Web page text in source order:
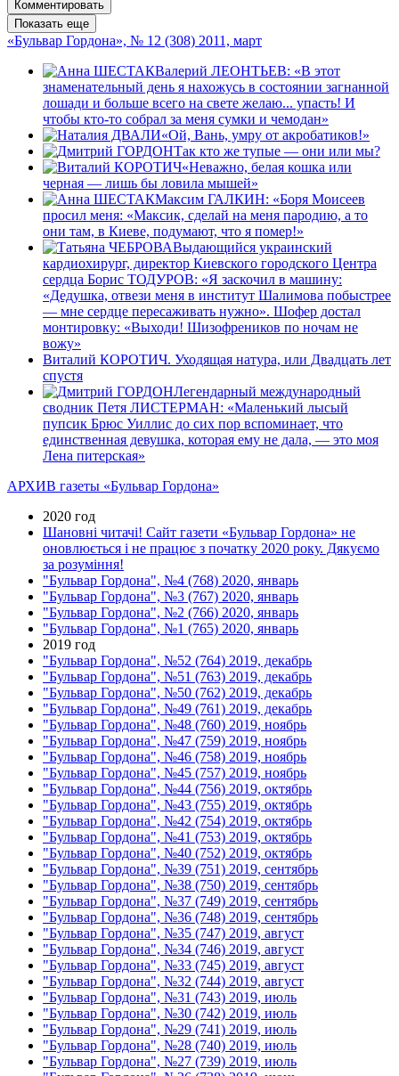
Комментировать
Показать еще
«Бульвар Гордона», № 12 (308) 2011, март
Валерий ЛЕОНТЬЕВ: «В этот
знаменательный день я нахожусь в состоянии загнанной
лошади и больше всего на свете желаю... упасть! И
чтобы кто-то собрал за меня сумки и чемодан»
«Ой, Вань, умру от акробатиков!»
Так кто же тупые — они или мы?
«Неважно, белая кошка или
черная — лишь бы ловила мышей»
Максим ГАЛКИН: «Боря Моисеев
просил меня: «Максик, сделай на меня пародию, а то
они там, в Киеве, подумают, что я помер!»
Выдающийся украинский
кардиохирург, директор Киевского городского Центра
сердца Борис ТОДУРОВ: «Я заскочил в машину:
«Дедушка, отвези меня в институт Шалимова побыстрее
— мне сердце пересаживать нужно». Шофер достал
монтировку: «Выходи! Шизофреников по ночам не
вожу»
Виталий КОРОТИЧ. Уходящая натура, или Двадцать лет
спустя
Легендарный международный
сводник Петя ЛИСТЕРМАН: «Маленький лысый
пупсик Брюс Уиллис до сих пор вспоминает, что
единственная девушка, которая ему не дала, — это моя
Лена питерская»
АРХИВ газеты «Бульвар Гордона»
2020 год
Шановні читачі! Сайт газети «Бульвар Гордона» не
оновлюється і не працює з початку 2020 року. Дякуємо
за розуміння!
"Бульвар Гордона", №4 (768) 2020, январь
"Бульвар Гордона", №3 (767) 2020, январь
"Бульвар Гордона", №2 (766) 2020, январь
"Бульвар Гордона", №1 (765) 2020, январь
2019 год
"Бульвар Гордона", №52 (764) 2019, декабрь
"Бульвар Гордона", №51 (763) 2019, декабрь
"Бульвар Гордона", №50 (762) 2019, декабрь
"Бульвар Гордона", №49 (761) 2019, декабрь
"Бульвар Гордона", №48 (760) 2019, ноябрь
"Бульвар Гордона", №47 (759) 2019, ноябрь
"Бульвар Гордона", №46 (758) 2019, ноябрь
"Бульвар Гордона", №45 (757) 2019, ноябрь
"Бульвар Гордона", №44 (756) 2019, октябрь
"Бульвар Гордона", №43 (755) 2019, октябрь
"Бульвар Гордона", №42 (754) 2019, октябрь
"Бульвар Гордона", №41 (753) 2019, октябрь
"Бульвар Гордона", №40 (752) 2019, октябрь
"Бульвар Гордона", №39 (751) 2019, сентябрь
"Бульвар Гордона", №38 (750) 2019, сентябрь
"Бульвар Гордона", №37 (749) 2019, сентябрь
"Бульвар Гордона", №36 (748) 2019, сентябрь
"Бульвар Гордона", №35 (747) 2019, август
"Бульвар Гордона", №34 (746) 2019, август
"Бульвар Гордона", №33 (745) 2019, август
"Бульвар Гордона", №32 (744) 2019, август
"Бульвар Гордона", №31 (743) 2019, июль
"Бульвар Гордона", №30 (742) 2019, июль
"Бульвар Гордона", №29 (741) 2019, июль
"Бульвар Гордона", №28 (740) 2019, июль
"Бульвар Гордона", №27 (739) 2019, июль